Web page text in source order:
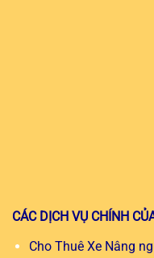
CÁC DỊCH VỤ CHÍNH
Cho Thuê Xe Nâng